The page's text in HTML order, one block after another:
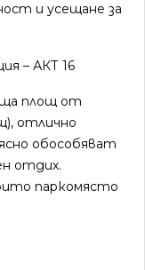
и усещане за
– АКТ 16
площ от
отлично
обособяват
отдих.
паркомясто